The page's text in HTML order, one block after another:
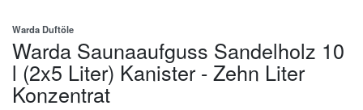
Warda Duftöle
Warda Saunaaufguss Sandelholz 10
l (2x5 Liter) Kanister - Zehn Liter
Konzentrat